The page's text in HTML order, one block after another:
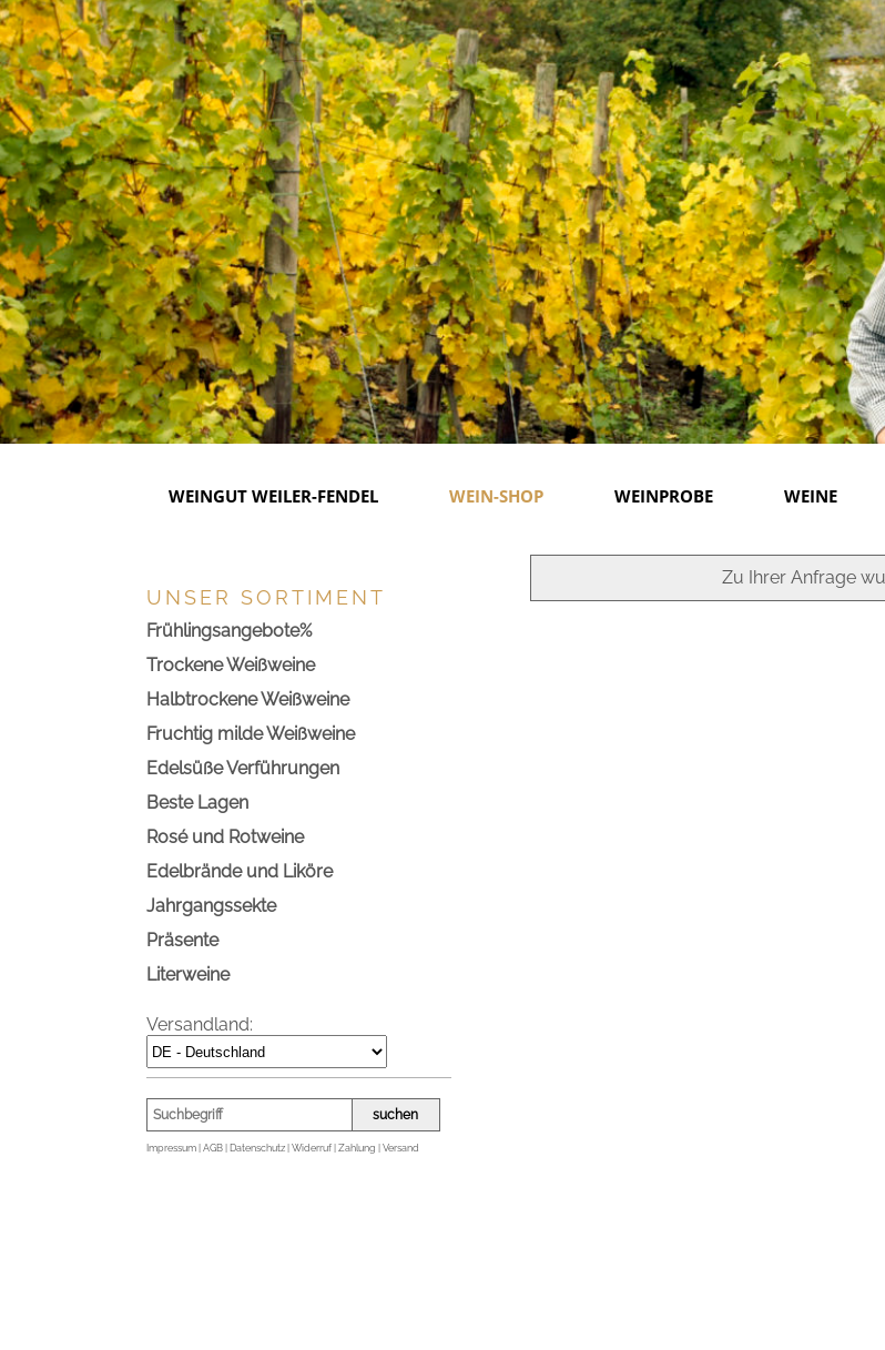
WEINGUT WEILER-FENDEL WEIN-SHOP WEINPROBE WEINE
UNSER SORTIMENT
Frühlingsangebote%
Trockene Weißweine
Halbtrockene Weißweine
Fruchtig milde Weißweine
Edelsüße Verführungen
Beste Lagen
Rosé und Rotweine
Edelbrände und Liköre
Jahrgangssekte
Präsente
Literweine
Versandland:
Impressum | AGB | Datenschutz | Widerruf | Zahlung | Versand
Zu Ihrer Anfrage